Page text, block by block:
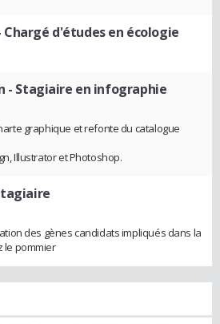
d'études en écologie
- Stagiaire en infographie
graphique et refonte du catalogue
Illustrator et Photoshop.
des gènes candidats impliqués dans la
le pommier